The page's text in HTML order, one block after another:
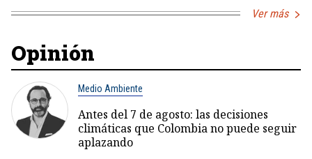
Ver más
Opinión
Medio Ambiente
Antes del 7 de agosto: las decisiones
climáticas que Colombia no puede seguir
aplazando